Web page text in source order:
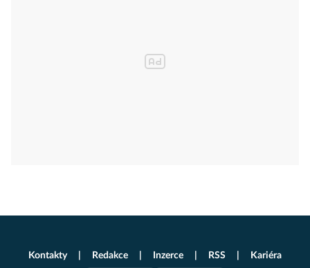
Kontakty Redakce Inzerce RSS Kariéra